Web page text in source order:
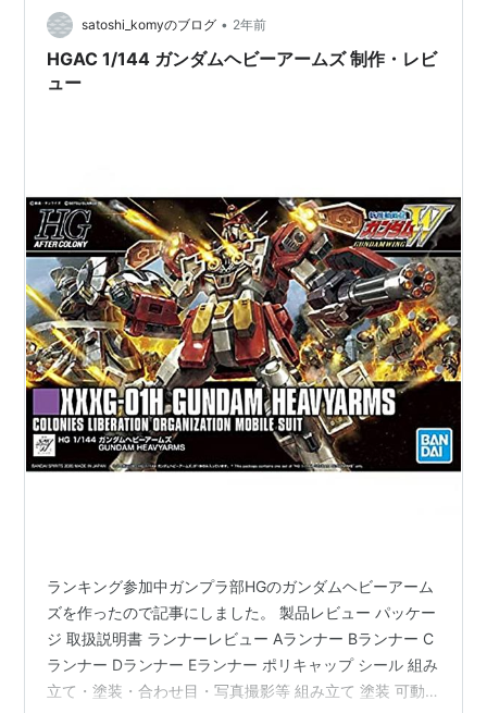
satoshi_komyのブログ • 2年前
HGAC 1/144 ガンダムヘビーアームズ 制作・レビ
ュー
ランキング参加中ガンプラ部HGのガンダムヘビーアーム
ズを作ったので記事にしました。 製品レビュー パッケー
ジ 取扱説明書 ランナーレビュー Aランナー Bランナー C
ランナー Dランナー Eランナー ポリキャップ シール 組み
立て・塗装・合わせ目・写真撮影等 組み立て 塗装 可動